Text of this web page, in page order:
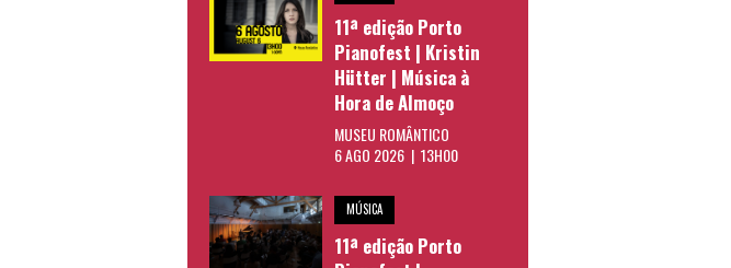
11ª edição Porto
Pianofest | Kristin
Hütter | Música à
Hora de Almoço
MUSEU ROMÂNTICO
6 AGO 2026 | 13H00
MÚSICA
11ª edição Porto